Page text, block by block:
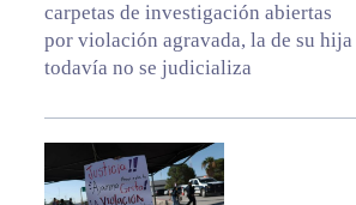
carpetas de investigación abiertas
por violación agravada, la de su hija
todavía no se judicializa